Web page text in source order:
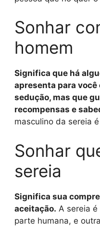
Sonhar
homem
Significa que há
apresenta para
sedução, mas que
recompensas e
masculino da sereia
Sonhar
sereia
Significa sua
aceitação. A sereia
parte humana, e